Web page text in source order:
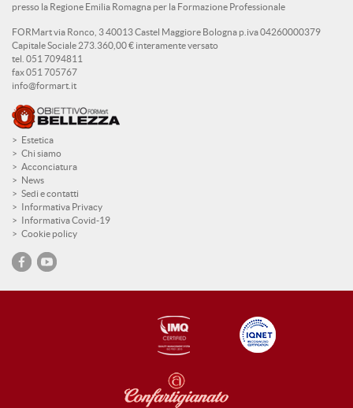
presso la Regione Emilia Romagna per la Formazione Professionale
FORMart via Ronco, 3 40013 Castel Maggiore Bologna p.iva 04260000379
Capitale Sociale 273.360,00 € interamente versato
tel. 051 7094811
fax 051 705767
info@formart.it
Estetica
Chi siamo
Acconciatura
News
Sedi e contatti
Informativa Privacy
Informativa Covid-19
Cookie policy